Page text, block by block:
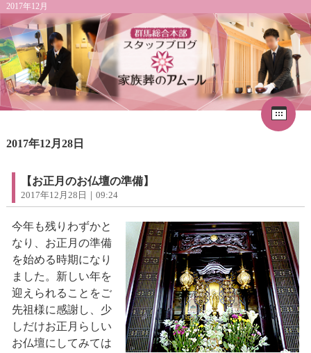
2017年12月
1
2
3
16
18
23
24 25
2017年12月28日
【お正月のお仏壇の準備】
2017年12月28日｜09:24
今年も残りわずかと
なり、お正月の準備
を始める時期になり
ました。新しい年を
迎えられることをご
先祖様に感謝し、少
しだけお正月らしい
お仏壇にしてみては